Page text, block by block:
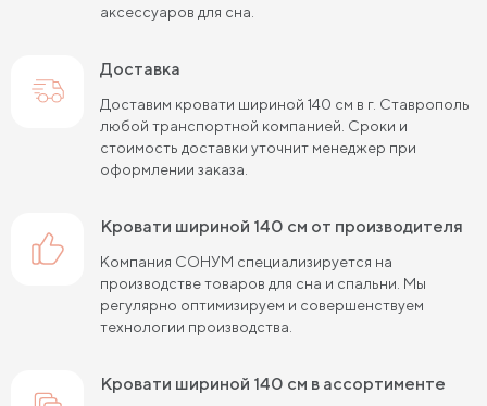
Кровати шириной 90 см
Кровати шириной 140 см Кровати шириной 160 см
Кровати шириной 180 см Кровати шириной 200 см
Кровати длиной 180 см
Кровати длиной 200 см
Кровати 80х180 см (для маленькой комнаты)
Кровати 90х180 см Кровати 120х180 см
аксессуаров для сна.
Доставка
Доставим кровати шириной 140 см в г. Ставрополь
любой транспортной компанией. Сроки и
стоимость доставки уточнит менеджер при
оформлении заказа.
кровати шириной 140 см от производителя
Компания СОНУМ специализируется на
производстве товаров для сна и спальни. Мы
регулярно оптимизируем и совершенствуем
технологии производства.
кровати шириной 140 см в ассортименте